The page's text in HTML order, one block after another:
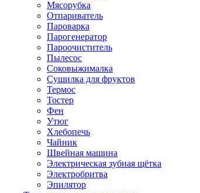
Мясорубка
Отпариватель
Пароварка
Парогенератор
Пароочиститель
Пылесос
Соковыжималка
Сушилка для фруктов
Термос
Тостер
Фен
Утюг
Хлебопечь
Чайник
Швейная машина
Электрическая зубная щётка
Электробритва
Эпилятор